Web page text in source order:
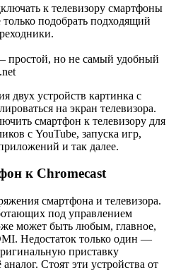
к телевизору смартфоны
подобрать подходящий
но не самый удобный
двух устройств картинка с
на экран телевизора.
смартфон к телевизору для
с YouTube, запуска игр,
и так далее.
к Chromecast
смартфона и телевизора.
под управлением
может быть любым, главное,
Недостаток только один —
приставку
Стоят эти устройства от